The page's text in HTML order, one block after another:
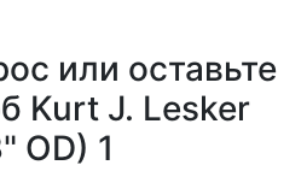
или оставьте
Kurt J. Lesker
OD) 1